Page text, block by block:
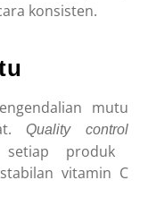
konsisten.
mutu
Quality control
produk
vitamin C